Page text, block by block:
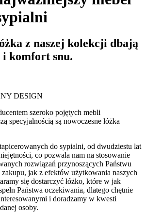
z naszej kolekcji dbają
i komfort snu.
DESIGN
szeroko pojętych mebli
specyjalnością są nowoczesne łóżka
do sypialni, od dwudziestu lat
co pozwala nam na stosowanie
rozwiązań przynoszących Państwu
jak z efektów użytkowania naszych
się dostarczyć łóżko, które w jak
Państwa oczekiwania, dlatego chętnie
i doradzamy w kwesti
osoby.